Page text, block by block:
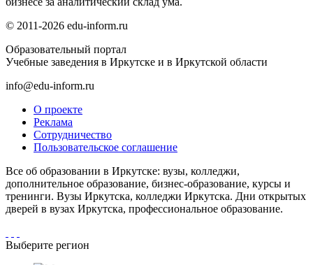
© 2011-2026 edu-inform.ru
Образовательный портал
Учебные заведения в Иркутске и в Иркутской области
info@edu-inform.ru
О проекте
Реклама
Сотрудничество
Пользовательское соглашение
Все об образовании в Иркутске: вузы, колледжи,
дополнительное образование, бизнес-образование, курсы и
тренинги. Вузы Иркутска, колледжи Иркутска. Дни открытых
дверей в вузах Иркутска, профессиональное образование.
Выберите регион